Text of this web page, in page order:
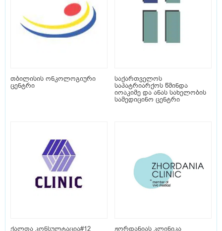
თბილისის ონკოლოგიური
ცენტრი
საქართველოს
საპატრიარქოს წმინდა
იოაკიმე და ანას სახელობის
სამედიცინო ცენტრი
ქალთა კონსულტაცია#12 ჟორდანიას კლინიკა